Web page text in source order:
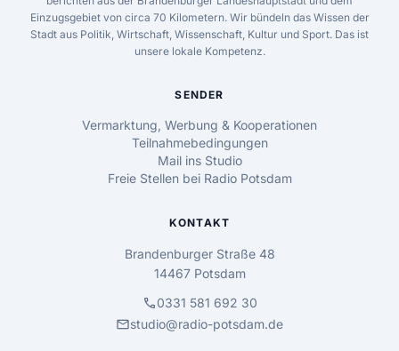
Einzugsgebiet von circa 70 Kilometern. Wir bündeln das Wissen der
Stadt aus Politik, Wirtschaft, Wissenschaft, Kultur und Sport. Das ist
unsere lokale Kompetenz.
SENDER
Vermarktung, Werbung & Kooperationen
Teilnahmebedingungen
Mail ins Studio
Freie Stellen bei Radio Potsdam
KONTAKT
Brandenburger Straße 48
14467 Potsdam
call0331 581 692 30
mailstudio@radio-potsdam.de